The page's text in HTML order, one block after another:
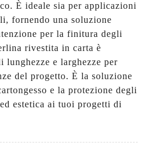
È ideale sia per applicazioni
fornendo una soluzione
per la finitura degli
rivestita in carta è
e larghezze per
del progetto. È la soluzione
e la protezione degli
estetica ai tuoi progetti di